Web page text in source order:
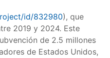
id/832980), que
2019 y 2024. Este
de 2.5 millones
de Estados Unidos,